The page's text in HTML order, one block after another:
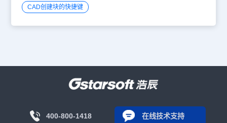
CAD创建块的快捷键
400-800-1418 在线技术支持